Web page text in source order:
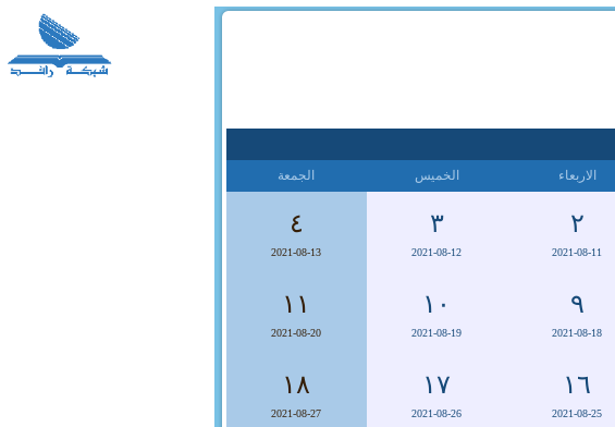
الاربعاء الخميس الجمعة
٢
2021-08-11
٣
2021-08-12
٤
2021-08-13
٩
2021-08-18
١٠
2021-08-19
١١
2021-08-20
١٦
2021-08-25
١٧
2021-08-26
١٨
2021-08-27